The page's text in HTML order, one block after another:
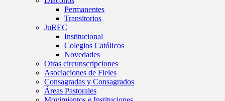
Permanentes
Transitorios
JuREC
Institucional
Colegios Católicos
Novedades
Otras circunscripciones
Asociaciones de Fieles
Consagradas y Consagrados
Áreas Pastorales